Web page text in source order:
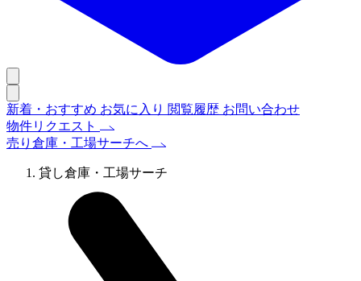
新着・おすすめ お気に入り 閲覧履歴 お問い合わせ
物件リクエスト
売り倉庫・工場サーチへ
貸し倉庫・工場サーチ